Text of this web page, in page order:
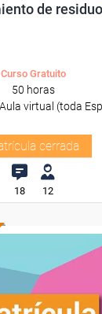
de
Curso Gratuito
50 horas
virtual (toda
cerrada
18 12